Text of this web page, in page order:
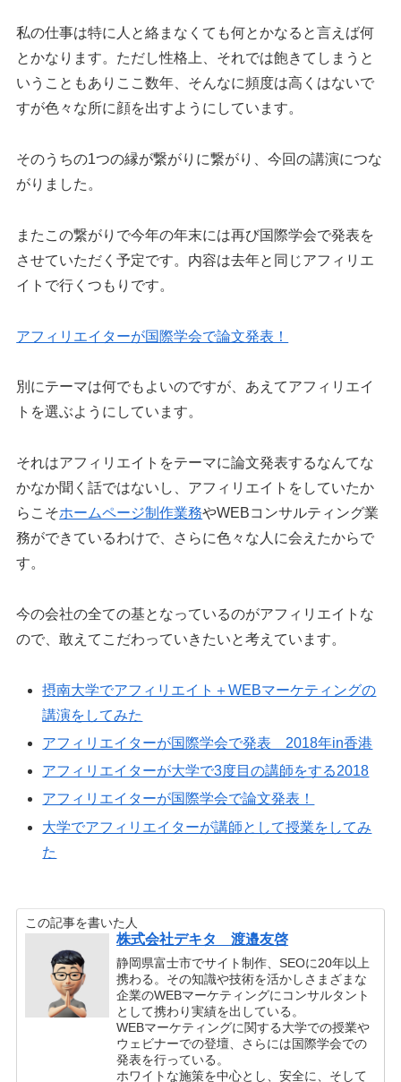
私の仕事は特に人と絡まなくても何とかなると言えば何
とかなります。ただし性格上、それでは飽きてしまうと
いうこともありここ数年、そんなに頻度は高くはないで
すが色々な所に顔を出すようにしています。
そのうちの1つの縁が繋がりに繋がり、今回の講演につな
がりました。
またこの繋がりで今年の年末には再び国際学会で発表を
させていただく予定です。内容は去年と同じアフィリエ
イトで行くつもりです。
アフィリエイターが国際学会で論文発表！
別にテーマは何でもよいのですが、あえてアフィリエイ
トを選ぶようにしています。
それはアフィリエイトをテーマに論文発表するなんてな
かなか聞く話ではないし、アフィリエイトをしていたか
らこそホームページ制作業務やWEBコンサルティング業
務ができているわけで、さらに色々な人に会えたからで
す。
今の会社の全ての基となっているのがアフィリエイトな
ので、敢えてこだわっていきたいと考えています。
摂南大学でアフィリエイト＋WEBマーケティングの
講演をしてみた
アフィリエイターが国際学会で発表 2018年in香港
アフィリエイターが大学で3度目の講師をする2018
アフィリエイターが国際学会で論文発表！
大学でアフィリエイターが講師として授業をしてみ
た
この記事を書いた人
株式会社デキタ 渡邉友啓
静岡県富士市でサイト制作、SEOに20年以上
携わる。その知識や技術を活かしさまざまな
企業のWEBマーケティングにコンサルタント
として携わり実績を出している。
WEBマーケティングに関する大学での授業や
ウェビナーでの登壇、さらには国際学会での
発表を行っている。
ホワイトな施策を中心とし、安全に、そして